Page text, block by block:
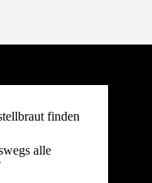
finden
alle